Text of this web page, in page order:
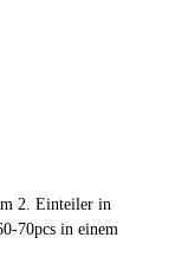
2. Einteiler in
70pcs in einem